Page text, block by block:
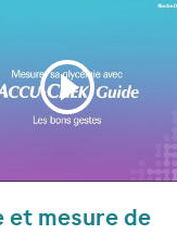
et mesure de